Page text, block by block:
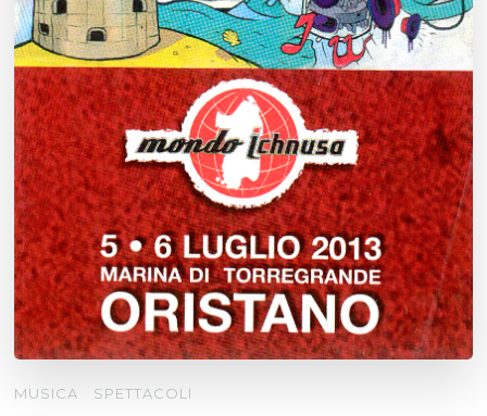
MUSICA SPETTACOLI